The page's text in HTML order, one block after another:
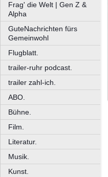
Frag' die Welt | Gen Z &
Alpha
GuteNachrichten fürs
Gemeinwohl
Flugblatt.
trailer-ruhr podcast.
trailer zahl-ich.
ABO.
Bühne.
Film.
Literatur.
Musik.
Kunst.